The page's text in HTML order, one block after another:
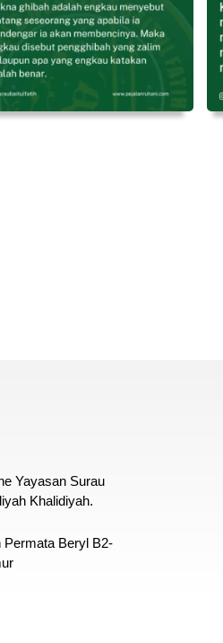
Yayasan Surau
Khalidiyah.
Beryl B2-